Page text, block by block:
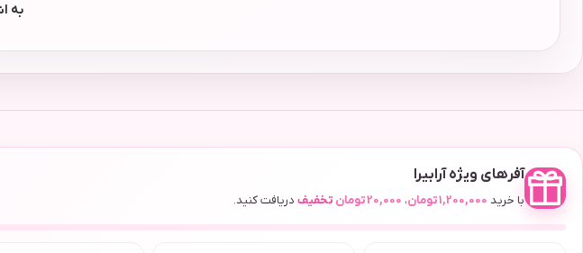
به
آفرهای ویژه آرابیرا
با خرید 1,200,000تومان، 20,000تومان تخفیف دریافت کنید.